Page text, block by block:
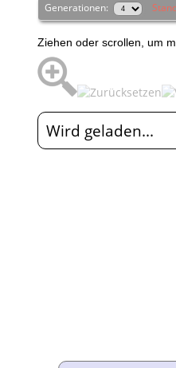
Generationen:
Ziehen oder scrollen, um
Wird geladen...